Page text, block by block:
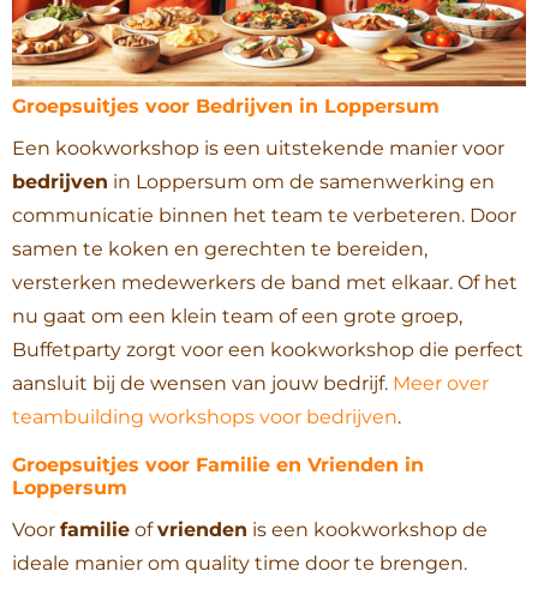
Groepsuitjes voor Bedrijven in Loppersum
Een kookworkshop is een uitstekende manier voor
bedrijven in Loppersum om de samenwerking en
communicatie binnen het team te verbeteren. Door
samen te koken en gerechten te bereiden,
versterken medewerkers de band met elkaar. Of het
nu gaat om een klein team of een grote groep,
Buffetparty zorgt voor een kookworkshop die perfect
aansluit bij de wensen van jouw bedrijf. Meer over
teambuilding workshops voor bedrijven.
Groepsuitjes voor Familie en Vrienden in
Loppersum
Voor familie ofvrienden is een kookworkshop de
ideale manier om quality time door te brengen.